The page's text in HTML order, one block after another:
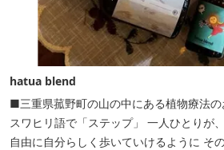
hatua blend
■三重県菰野町の山の中にある植物療法のお店■ 「hatua
スワヒリ語で「ステップ」 一人ひとりが
自由に自分らしく歩いていけるように そ